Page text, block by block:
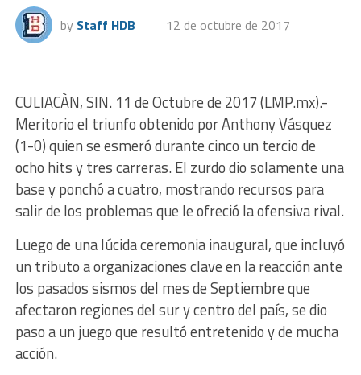
by Staff HDB 12 de octubre de 2017
CULIACÀN, SIN. 11 de Octubre de 2017 (LMP.mx).-
Meritorio el triunfo obtenido por Anthony Vásquez
(1-0) quien se esmeró durante cinco un tercio de
ocho hits y tres carreras. El zurdo dio solamente una
base y ponchó a cuatro, mostrando recursos para
salir de los problemas que le ofreció la ofensiva rival.
Luego de una lúcida ceremonia inaugural, que incluyó
un tributo a organizaciones clave en la reacción ante
los pasados sismos del mes de Septiembre que
afectaron regiones del sur y centro del país, se dio
paso a un juego que resultó entretenido y de mucha
acción.